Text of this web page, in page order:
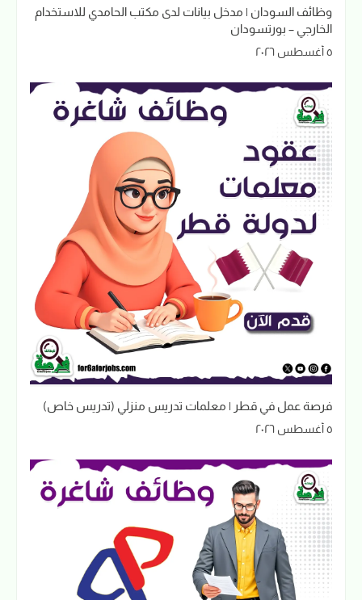
وظائف السودان | مدخل بيانات لدى مكتب الحامدي للاستخدام
الخارجي – بورتسودان
٥ أغسطس ٢٠٢٦
فرصة عمل في قطر | معلمات تدريس منزلي (تدريس خاص)
٥ أغسطس ٢٠٢٦